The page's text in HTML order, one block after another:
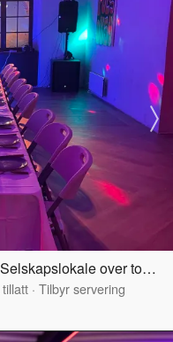
Eckers Ullevål - Eckers Ullevål – Selskapslokale over to etasjer
· Tilbyr servering